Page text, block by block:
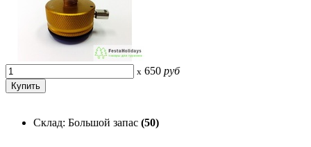
x 650 руб
Склад: Большой запас (50)